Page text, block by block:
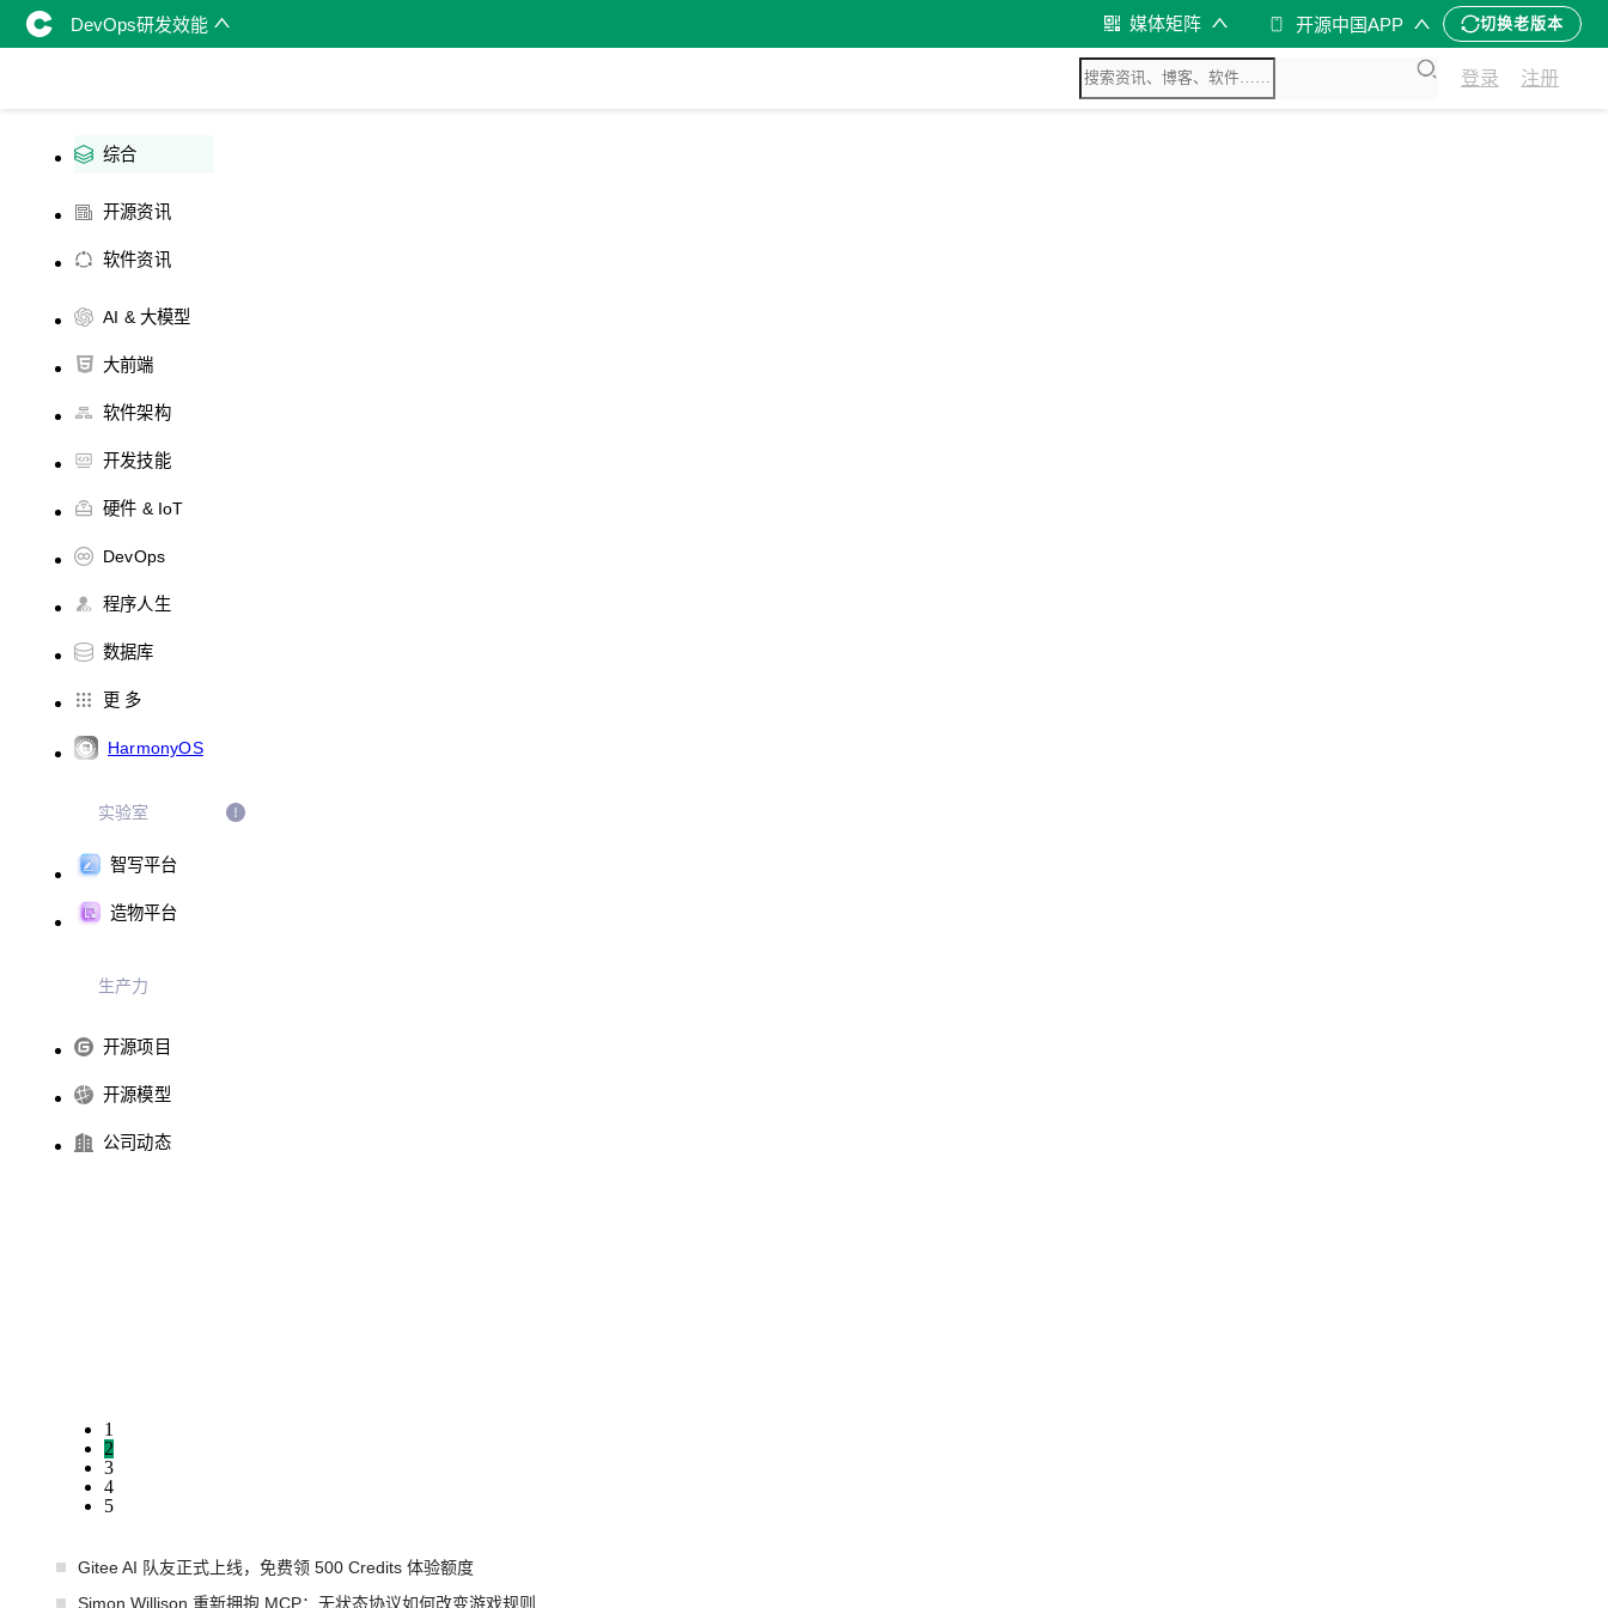
DevOps研发效能 媒体矩阵 开源中国APP 切换老版本
登录 注册
综合
开源资讯
软件资讯
AI & 大模型
大前端
软件架构
开发技能
硬件 & IoT
DevOps
程序人生
数据库
更 多
HarmonyOS
实验室
智写平台
造物平台
生产力
开源项目
开源模型
公司动态
1
2
3
4
5
Gitee AI 队友正式上线，免费领 500 Credits 体验额度
Simon Willison 重新拥抱 MCP：无状态协议如何改变游戏规则